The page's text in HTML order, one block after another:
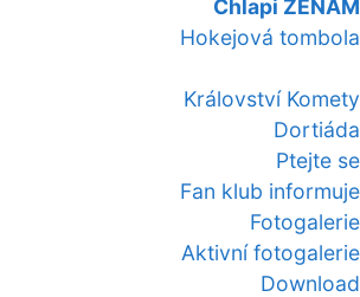
Chlapi ŽENÁM
Hokejová tombola
Království Komety
Dortiáda
Ptejte se
Fan klub informuje
Fotogalerie
Aktivní fotogalerie
Download